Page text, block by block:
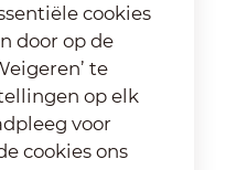
cookies
door op de
te
op elk
voor
cookies ons